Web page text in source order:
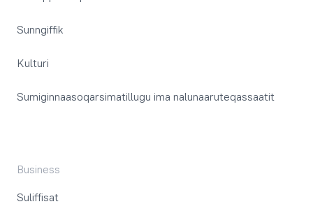
Sunngiffik
Kulturi
Sumiginnaasoqarsimatillugu ima nalunaaruteqassaatit
Business
Suliffisat